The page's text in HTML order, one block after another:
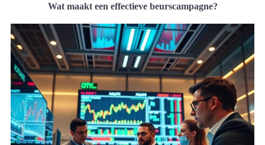
Wat maakt een effectieve beurscampagne?